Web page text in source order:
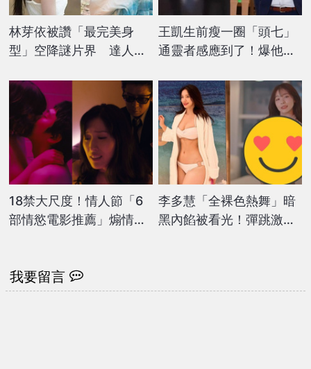
林芽依被讚「最完美身
型」空降謎片界 達人激
女！
王凱生前瘦一圈「頭七」
通靈者感應到了！爆他
拍戲
18禁大尺度！情人節「6
部情慾電影推薦」煽情誘
李多慧「全裸色熱舞」暗
黑內餡被看光！彈跳激烈
我要留言